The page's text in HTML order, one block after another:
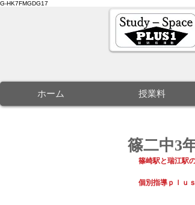
G-HK7FMGDG17
ホーム 授業料
篠二中3
篠崎駅と瑞江駅
個別指導ｐｌｕ